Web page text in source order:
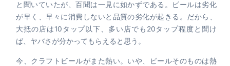
と聞いていたが、百聞は一見に如かずである。ビールは劣化
が早く、早々に消費しないと品質の劣化が起きる。だから、
大抵の店は10タップ以下、多い店でも20タップ程度と聞け
ば、ヤバさが分かってもらえると思う。
今、クラフトビールがまた熱い。いや、ビールそのものは熱